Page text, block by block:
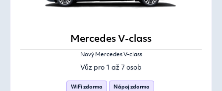
Mercedes V-class
Nový Mercedes V-class
Vůz pro 1 až 7 osob
WiFi zdarma Nápoj zdarma